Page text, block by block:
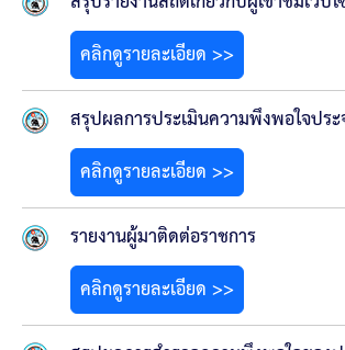
ITA : การประเมินคุณธรรมและคว
การจัดการความรู้ (KM)
ข้อระเบียบและกฎหมาย
มาตรฐานการปฏิบัติงาน
แผนพัฒนาท้องถิ่น ของอบจ.สุพรร
คลิกดูรายละเอียด >>
สรุปผลการประเมินความพึงพอใจป
คลิกดูรายละเอียด >>
รายงานผู้มาติดต่อราชการ
คลิกดูรายละเอียด >>